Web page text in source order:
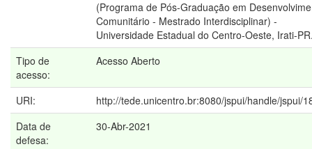
(Programa de Pós-Graduação em
Comunitário - Mestrado Interdisciplinar) -
Universidade Estadual do Centro-Oeste, Irati-
Tipo de
acesso:
Acesso Aberto
URI:
http://tede.unicentro.br:8080/jspui/handle/jspui/
Data de
defesa:
30-Abr-2021